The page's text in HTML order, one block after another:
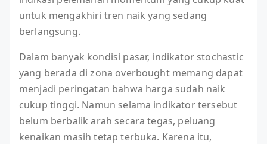
untuk mengakhiri tren naik yang sedang
berlangsung.
Dalam banyak kondisi pasar, indikator stochastic
yang berada di zona overbought memang dapat
menjadi peringatan bahwa harga sudah naik
cukup tinggi. Namun selama indikator tersebut
belum berbalik arah secara tegas, peluang
kenaikan masih tetap terbuka. Karena itu,